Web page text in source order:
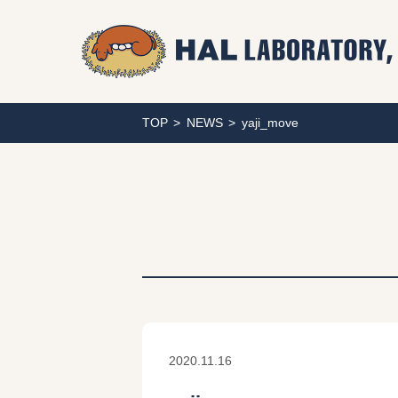
TOP NEWS yaji_move
2020.11.16